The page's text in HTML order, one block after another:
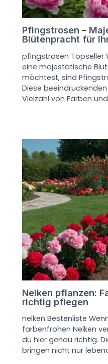
Pfingstrosen –
Blütenpracht für
pfingstrosen Topseller
eine majestätische
möchtest, sind
Diese
Vielzahl von Farben
Nelken pflanzen:
richtig pflegen
nelken Bestenliste
farbenfrohen Nelken
du hier genau richtig.
bringen nicht nur